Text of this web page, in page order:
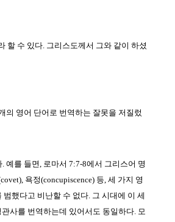
할 수 있다. 그리스도께서 그와 같이 하셨
의 영어 단어로 번역하는 잘못을 저질렀
예를 들면, 로마서 7:7-8에서 그리스어 명
욕정(concupiscence) 등, 세 가지 영
했다고 비난할 수 없다. 그 시대에 이 세
사를 번역하는데 있어서도 동일하다. 모